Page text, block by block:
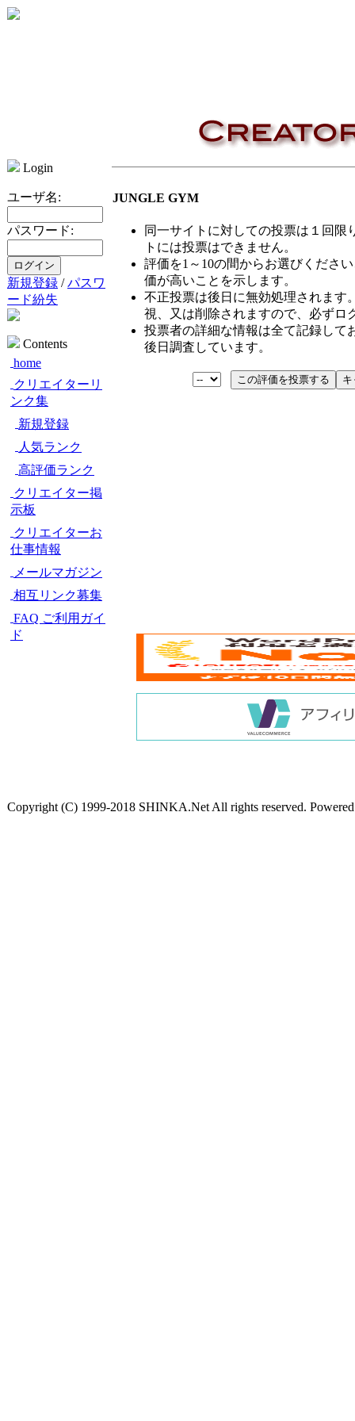
Login
ユーザ名:
パスワード:
新規登録 /パスワ
ード紛失
Contents
home
クリエイターリ
ンク集
新規登録
人気ランク
高評価ランク
クリエイター掲
示板
クリエイターお
仕事情報
メールマガジン
相互リンク募集
FAQ ご利用ガイ
ド
JUNGLE GYM
同一サイトに対しての投票は１回限
トには投票はできません。
評価を1～10の間からお選びくださ
価が高いことを示します。
不正投票は後日に無効処理されます
視、又は削除されますので、必ずロ
投票者の詳細な情報は全て記録して
後日調査しています。
Copyright (C) 1999-2018 SHINKA.Net All rights reserved.